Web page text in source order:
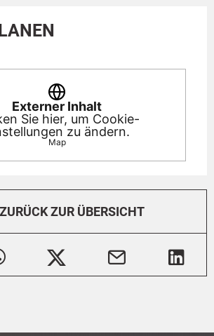
Externer Inhalt
Sie hier, um Cookie-
zu ändern.
Map
ZURÜCK ZUR ÜBERSICHT